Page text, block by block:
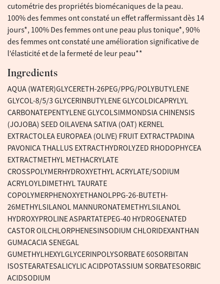
cutométrie des propriétés biomécaniques de la peau.
100% des femmes ont constaté un effet raffermissant dès 14
jours*, 100% Des femmes ont une peau plus tonique*, 90%
des femmes ont constaté une amélioration significative de
l’élasticité et de la fermeté de leur peau**
Ingredients
AQUA (WATER)GLYCERETH-26PEG/PPG/POLYBUTYLENE
GLYCOL-8/5/3 GLYCERINBUTYLENE GLYCOLDICAPRYLYL
CARBONATEPENTYLENE GLYCOLSIMMONDSIA CHINENSIS
(JOJOBA) SEED OILAVENA SATIVA (OAT) KERNEL
EXTRACTOLEA EUROPAEA (OLIVE) FRUIT EXTRACTPADINA
PAVONICA THALLUS EXTRACTHYDROLYZED RHODOPHYCEA
EXTRACTMETHYL METHACRYLATE
CROSSPOLYMERHYDROXYETHYL ACRYLATE/SODIUM
ACRYLOYLDIMETHYL TAURATE
COPOLYMERPHENOXYETHANOLPPG-26-BUTETH-
26METHYLSILANOL MANNURONATEMETHYLSILANOL
HYDROXYPROLINE ASPARTATEPEG-40 HYDROGENATED
CASTOR OILCHLORPHENESINSODIUM CHLORIDEXANTHAN
GUMACACIA SENEGAL
GUMETHYLHEXYLGLYCERINPOLYSORBATE 60SORBITAN
ISOSTEARATESALICYLIC ACIDPOTASSIUM SORBATESORBIC
ACIDSODIUM